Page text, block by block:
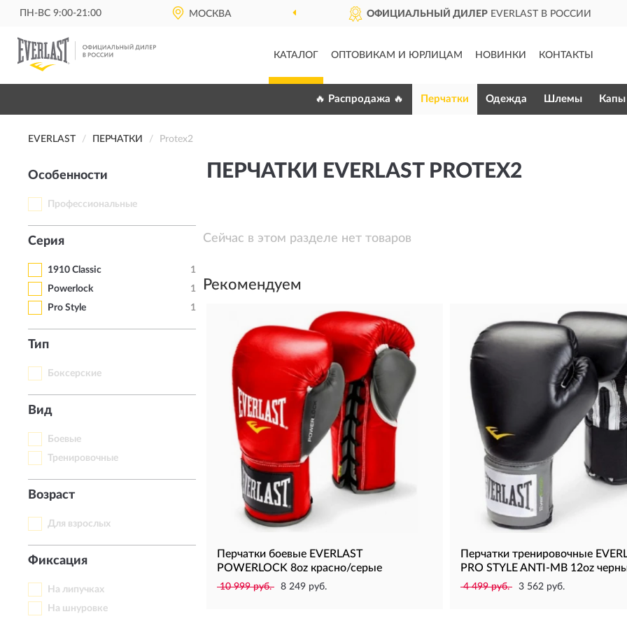
ПН-ВС 9:00-21:00 МОСКВА ОФИЦИАЛЬНЫЙ ДИЛЕРEVERLAST В РОССИИ
КАТАЛОГ ОПТОВИКАМ И ЮРЛИЦАМ НОВИНКИ КОНТАКТЫ
🔥 Распродажа 🔥 Перчатки Одежда Шлемы Капы
EVERLAST ПЕРЧАТКИ Protex2
Особенности
Профессиональные
Серия
1910 Classic
1
Powerlock
1
Pro Style
1
Тип
Боксерские
Вид
Боевые
Тренировочные
Возраст
Для взрослых
Фиксация
На липучках
На шнуровке
ПЕРЧАТКИ EVERLAST PROTEX2
Сейчас в этом разделе нет товаров
Рекомендуем
Перчатки боевые EVERLAST
POWERLOCK 8oz красно/серые
10 999 руб. 8 249 руб.
Перчатки тренировочные
PRO STYLE ANTI-MB 12oz
4 499 руб. 3 562 руб.